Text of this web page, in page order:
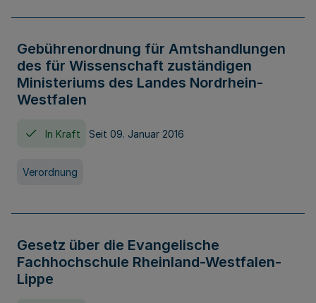
Gebührenordnung für Amtshandlungen
des für Wissenschaft zuständigen
Ministeriums des Landes Nordrhein-
Westfalen
In Kraft Seit 09. Januar 2016
Verordnung
Gesetz über die Evangelische
Fachhochschule Rheinland-Westfalen-
Lippe